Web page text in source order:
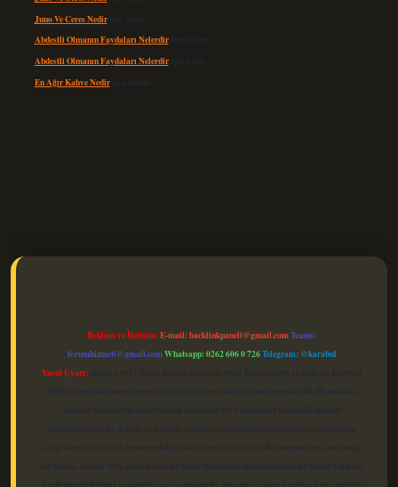
Juno Ve Ceres Nediriçin Altan
Abdestli Olmanın Faydaları Nelerdiriçin admin
Abdestli Olmanın Faydaları Nelerdiriçin Alper
En Ağır Kahve Nediriçin admin
Reklam ve İletişim:E-mail:backlinkpaneli@gmail.comTeams:
forumhizmeti@gmail.comWhatsapp: 0262 606 0 726Telegram: @karabul
Yasal Uyarı: